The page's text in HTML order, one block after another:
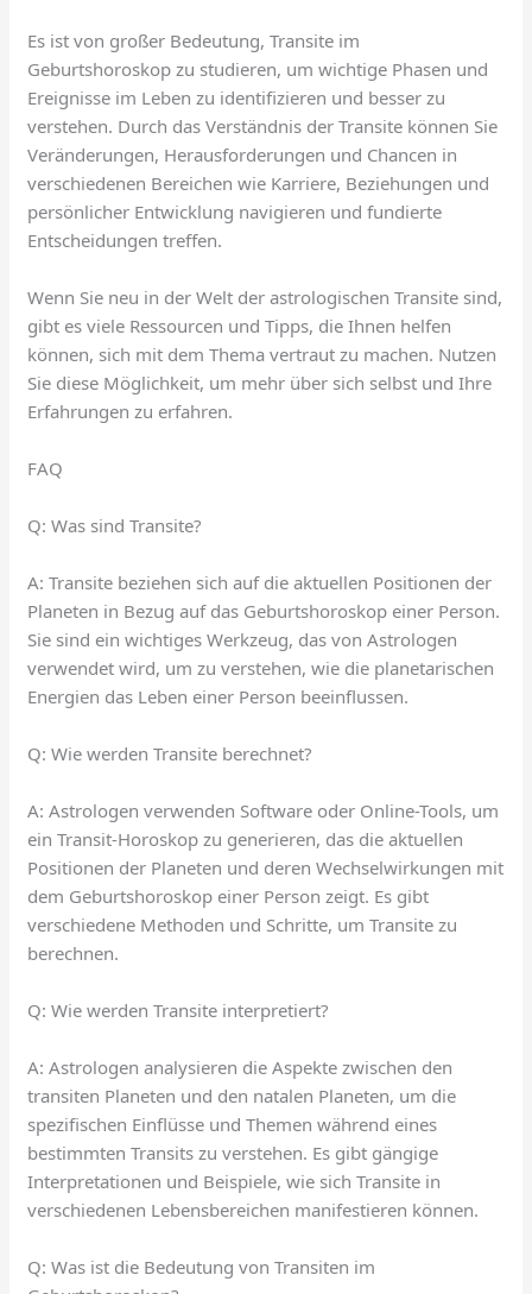
Es ist von großer Bedeutung, Transite im
Geburtshoroskop zu studieren, um wichtige Phasen und
Ereignisse im Leben zu identifizieren und besser zu
verstehen. Durch das Verständnis der Transite können Sie
Veränderungen, Herausforderungen und Chancen in
verschiedenen Bereichen wie Karriere, Beziehungen und
persönlicher Entwicklung navigieren und fundierte
Entscheidungen treffen.
Wenn Sie neu in der Welt der astrologischen Transite sind,
gibt es viele Ressourcen und Tipps, die Ihnen helfen
können, sich mit dem Thema vertraut zu machen. Nutzen
Sie diese Möglichkeit, um mehr über sich selbst und Ihre
Erfahrungen zu erfahren.
FAQ
Q: Was sind Transite?
A: Transite beziehen sich auf die aktuellen Positionen der
Planeten in Bezug auf das Geburtshoroskop einer Person.
Sie sind ein wichtiges Werkzeug, das von Astrologen
verwendet wird, um zu verstehen, wie die planetarischen
Energien das Leben einer Person beeinflussen.
Q: Wie werden Transite berechnet?
A: Astrologen verwenden Software oder Online-Tools, um
ein Transit-Horoskop zu generieren, das die aktuellen
Positionen der Planeten und deren Wechselwirkungen mit
dem Geburtshoroskop einer Person zeigt. Es gibt
verschiedene Methoden und Schritte, um Transite zu
berechnen.
Q: Wie werden Transite interpretiert?
A: Astrologen analysieren die Aspekte zwischen den
transiten Planeten und den natalen Planeten, um die
spezifischen Einflüsse und Themen während eines
bestimmten Transits zu verstehen. Es gibt gängige
Interpretationen und Beispiele, wie sich Transite in
verschiedenen Lebensbereichen manifestieren können.
Q: Was ist die Bedeutung von Transiten im